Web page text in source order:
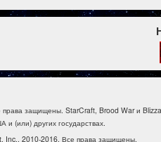
защищены. StarCraft, Brood War и
(или) других государствах.
Inc., 2010-2016. Все права защищены.